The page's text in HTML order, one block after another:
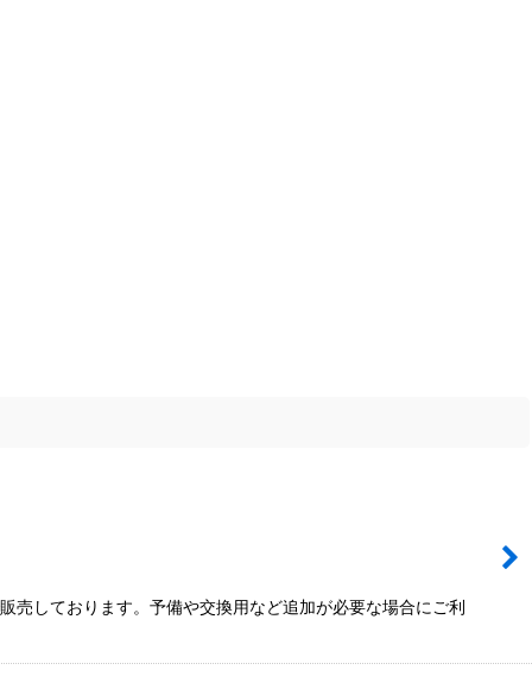
売しております。予備や交換用など追加が必要な場合にご利